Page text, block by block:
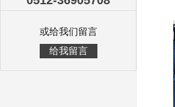
或给我们留言
给我留言